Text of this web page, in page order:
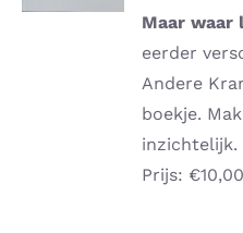
Maar waar
eerder
Andere
boekje.
inzichtelijk.
Prijs: €10,00